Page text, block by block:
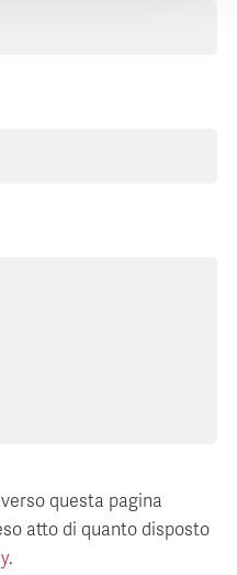
questa pagina
atto di quanto disposto
.